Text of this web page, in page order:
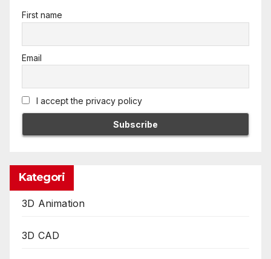
First name
Email
I accept the privacy policy
Kategori
3D Animation
3D CAD